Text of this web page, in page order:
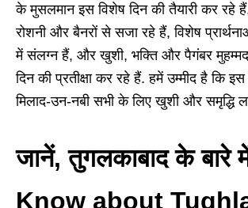
के मुसलमान इस विशेष दिन की तैयारी कर रहे
रोशनी और बैनरों से सजा रहे हैं, विशेष
में संलग्न हैं, और खुशी, भक्ति और पैगंबर
दिन की प्रतीक्षा कर रहे हैं. हमें उम्मीद है कि
मिलाद-उन-नबी सभी के लिए खुशी और समृद्धि
जानें, तुगलकाबाद के बारे
Know about